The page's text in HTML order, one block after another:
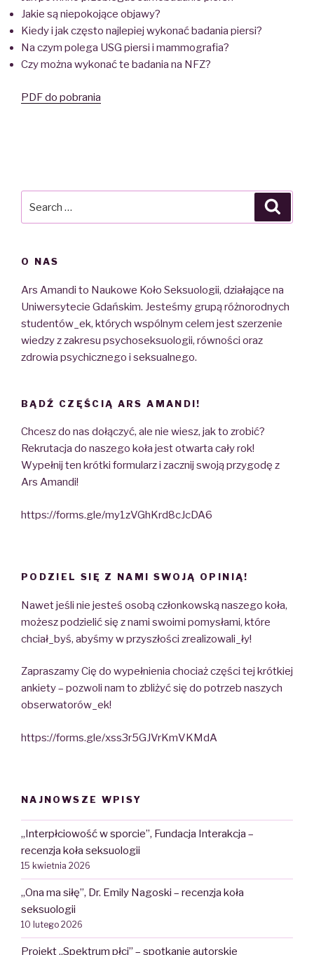
Jakie są niepokojące objawy?
Kiedy i jak często najlepiej wykonać badania piersi?
Na czym polega USG piersi i mammografia?
Czy można wykonać te badania na NFZ?
PDF do pobrania
O NAS
Ars Amandi to Naukowe Koło Seksuologii, działające na
Uniwersytecie Gdańskim. Jesteśmy grupą różnorodnych
studentów_ek, których wspólnym celem jest szerzenie
wiedzy z zakresu psychoseksuologii, równości oraz
zdrowia psychicznego i seksualnego.
BĄDŹ CZĘŚCIĄ ARS AMANDI!
Chcesz do nas dołączyć, ale nie wiesz, jak to zrobić?
Rekrutacja do naszego koła jest otwarta cały rok!
Wypełnij ten krótki formularz i zacznij swoją przygodę z
Ars Amandi!
https://forms.gle/my1zVGhKrd8cJcDA6
PODZIEL SIĘ Z NAMI SWOJĄ OPINIĄ!
Nawet jeśli nie jesteś osobą członkowską naszego koła,
możesz podzielić się z nami swoimi pomysłami, które
chciał_byś, abyśmy w przyszłości zrealizowali_ły!
Zapraszamy Cię do wypełnienia chociaż części tej krótkiej
ankiety – pozwoli nam to zbliżyć się do potrzeb naszych
obserwatorów_ek!
https://forms.gle/xss3r5GJVrKmVKMdA
NAJNOWSZE WPISY
„Interpłciowość w sporcie”, Fundacja Interakcja –
recenzja koła seksuologii
15 kwietnia 2026
„Ona ma siłę”, Dr. Emily Nagoski – recenzja koła
seksuologii
10 lutego 2026
Projekt „Spektrum płci” – spotkanie autorskie